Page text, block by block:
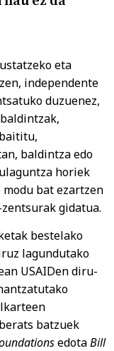
eta
independente
duzuenez,
baldintza edo
horiek
bat ezartzen
gidatua.
bestelako
lagundutako
USAIDen diru-
batzuek
edotaBill